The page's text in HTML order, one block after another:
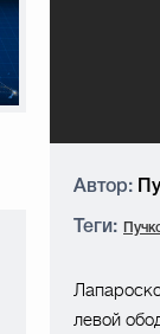
Автор:
Теги:
левой